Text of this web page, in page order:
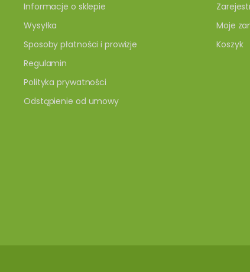
Informacje o sklepie
Wysyłka
Sposoby płatności i prowizje
Regulamin
Polityka prywatności
Odstąpienie od umowy
Moje
Koszyk